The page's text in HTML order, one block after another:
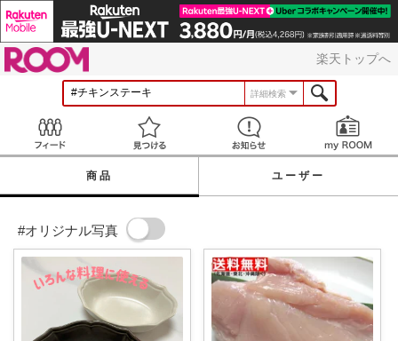
楽天トップへ
詳細検索
見つける お知らせ
商品 ユーザー
#オリジナル写真